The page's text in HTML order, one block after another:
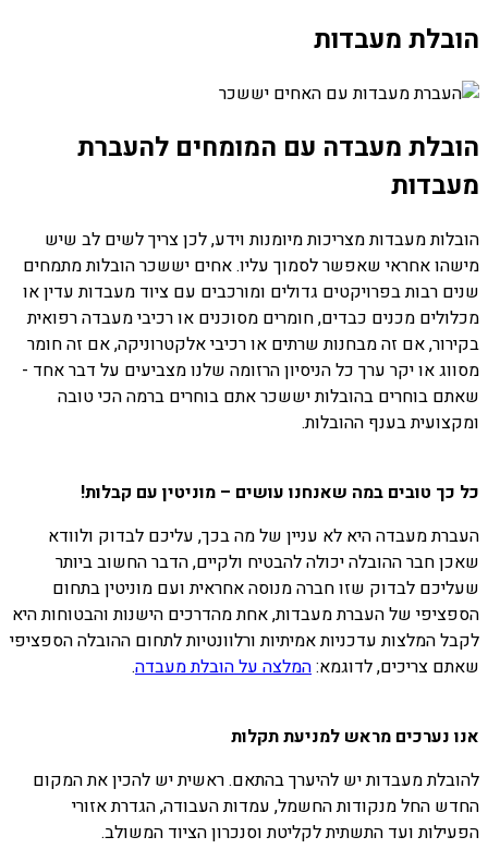
הובלת מעבדות
הובלת מעבדה עם המומחים להעברת
מעבדות
הובלות מעבדות מצריכות מיומנות וידע, לכן צריך לשים לב שיש
מישהו אחראי שאפשר לסמוך עליו. אחים יששכר הובלות מתמחים
שנים רבות בפרויקטים גדולים ומורכבים עם ציוד מעבדות עדין או
מכלולים מכנים כבדים, חומרים מסוכנים או רכיבי מעבדה רפואית
בקירור, אם זה מבחנות שרתים או רכיבי אלקטרוניקה, אם זה חומר
מסווג או יקר ערך כל הניסיון הרזומה שלנו מצביעים על דבר אחד -
שאתם בוחרים בהובלות יששכר אתם בוחרים ברמה הכי טובה
ומקצועית בענף ההובלות.
כל כך טובים במה שאנחנו עושים – מוניטין עם קבלות!
העברת מעבדה היא לא עניין של מה בכך, עליכם לבדוק ולוודא
שאכן חבר ההובלה יכולה להבטיח ולקיים, הדבר החשוב ביותר
שעליכם לבדוק שזו חברה מנוסה אחראית ועם מוניטין בתחום
הספציפי של העברת מעבדות, אחת מהדרכים הישנות והבטוחות היא
לקבל המלצות עדכניות אמיתיות ורלוונטיות לתחום ההובלה הספציפי
שאתם צריכים, לדוגמא:המלצה על הובלת מעבדה.
אנו נערכים מראש למניעת תקלות
להובלת מעבדות יש להיערך בהתאם. ראשית יש להכין את המקום
החדש החל מנקודות החשמל, עמדות העבודה, הגדרת אזורי
הפעילות ועד התשתית לקליטת וסנכרון הציוד המשולב.